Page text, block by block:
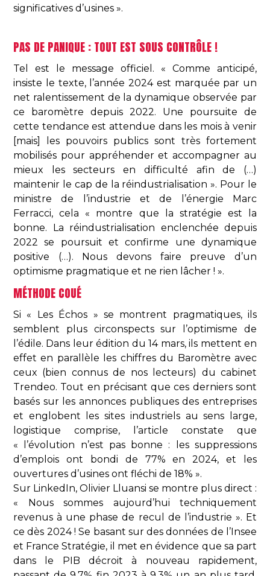
significatives d’usines ».
PAS DE PANIQUE : TOUT EST SOUS CONTRÔLE !
Tel est le message officiel. « Comme anticipé,
insiste le texte, l’année 2024 est marquée par un
net ralentissement de la dynamique observée par
ce baromètre depuis 2022. Une poursuite de
cette tendance est attendue dans les mois à venir
[mais] les pouvoirs publics sont très fortement
mobilisés pour appréhender et accompagner au
mieux les secteurs en difficulté afin de (…)
maintenir le cap de la réindustrialisation ». Pour le
ministre de l’industrie et de l’énergie Marc
Ferracci, cela « montre que la stratégie est la
bonne. La réindustrialisation enclenchée depuis
2022 se poursuit et confirme une dynamique
positive (…). Nous devons faire preuve d’un
optimisme pragmatique et ne rien lâcher ! ».
MÉTHODE COUÉ
Si « Les Échos » se montrent pragmatiques, ils
semblent plus circonspects sur l’optimisme de
l’édile. Dans leur édition du 14 mars, ils mettent en
effet en parallèle les chiffres du Baromètre avec
ceux (bien connus de nos lecteurs) du cabinet
Trendeo. Tout en précisant que ces derniers sont
basés sur les annonces publiques des entreprises
et englobent les sites industriels au sens large,
logistique comprise, l’article constate que
« l’évolution n’est pas bonne : les suppressions
d’emplois ont bondi de 77% en 2024, et les
ouvertures d’usines ont fléchi de 18% ».
Sur LinkedIn, Olivier Lluansi se montre plus direct :
« Nous sommes aujourd’hui techniquement
revenus à une phase de recul de l’industrie ». Et
ce dès 2024 ! Se basant sur des données de l’Insee
et France Stratégie, il met en évidence que sa part
dans le PIB décroit à nouveau rapidement,